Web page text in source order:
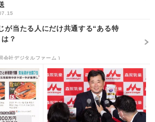
が当たる人にだけ共通する“ある特
？
会社デジタルファーム )